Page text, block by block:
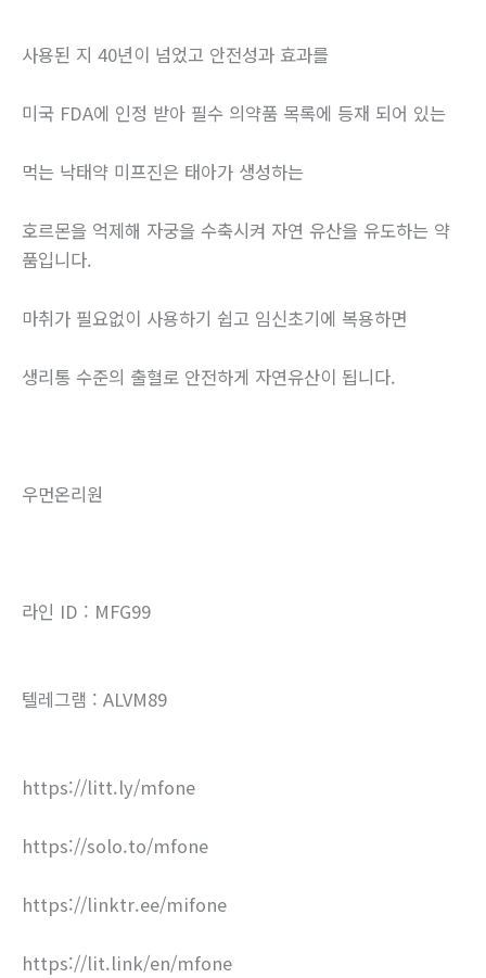
사용된 지 40년이 넘었고 안전성과 효과를
미국 FDA에 인정 받아 필수 의약품 목록에 등재 되어 있는
먹는 낙태약 미프진은 태아가 생성하는
호르몬을 억제해 자궁을 수축시켜 자연 유산을 유도하는 약
품입니다.
마취가 필요없이 사용하기 쉽고 임신초기에 복용하면
생리통 수준의 출혈로 안전하게 자연유산이 됩니다.
우먼온리원
라인 ID : MFG99
텔레그램 : ALVM89
https://litt.ly/mfone
https://solo.to/mfone
https://linktr.ee/mifone
https://lit.link/en/mfone